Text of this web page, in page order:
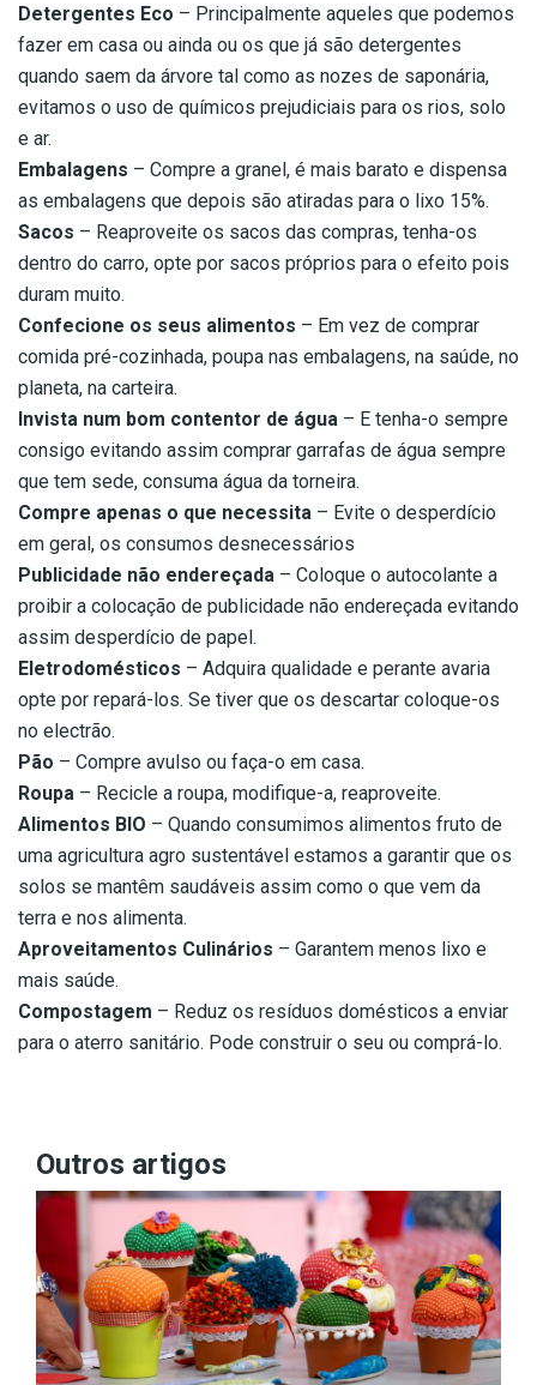
Detergentes Eco – Principalmente aqueles que podemos
fazer em casa ou ainda ou os que já são detergentes
quando saem da árvore tal como as nozes de saponária,
evitamos o uso de químicos prejudiciais para os rios, solo
e ar.
Embalagens – Compre a granel, é mais barato e dispensa
as embalagens que depois são atiradas para o lixo 15%.
Sacos – Reaproveite os sacos das compras, tenha-os
dentro do carro, opte por sacos próprios para o efeito pois
duram muito.
Confecione os seus alimentos – Em vez de comprar
comida pré-cozinhada, poupa nas embalagens, na saúde, no
planeta, na carteira.
Invista num bom contentor de água – E tenha-o sempre
consigo evitando assim comprar garrafas de água sempre
que tem sede, consuma água da torneira.
Compre apenas o que necessita – Evite o desperdício
em geral, os consumos desnecessários
Publicidade não endereçada – Coloque o autocolante a
proibir a colocação de publicidade não endereçada evitando
assim desperdício de papel.
Eletrodomésticos – Adquira qualidade e perante avaria
opte por repará-los. Se tiver que os descartar coloque-os
no electrão.
Pão – Compre avulso ou faça-o em casa.
Roupa – Recicle a roupa, modifique-a, reaproveite.
Alimentos BIO – Quando consumimos alimentos fruto de
uma agricultura agro sustentável estamos a garantir que os
solos se mantêm saudáveis assim como o que vem da
terra e nos alimenta.
Aproveitamentos Culinários – Garantem menos lixo e
mais saúde.
Compostagem – Reduz os resíduos domésticos a enviar
para o aterro sanitário. Pode construir o seu ou comprá-lo.
Outros artigos